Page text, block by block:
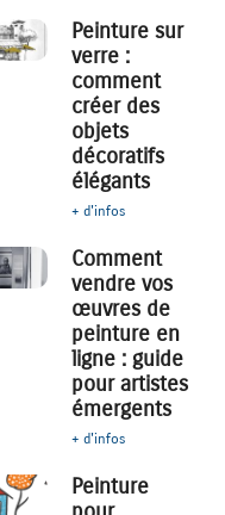
Peinture sur
verre :
comment
créer des
objets
décoratifs
élégants
+ d'infos
Comment
vendre vos
œuvres de
peinture en
ligne : guide
pour artistes
émergents
+ d'infos
Peinture